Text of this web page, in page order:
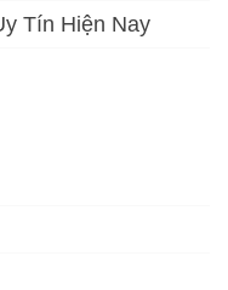
Tín Hiện Nay